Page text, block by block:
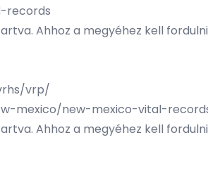
records
Ahhoz a megyéhez kell
vrp/
mexico/new-mexico-vital-
Ahhoz a megyéhez kell